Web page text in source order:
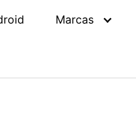
Marcas